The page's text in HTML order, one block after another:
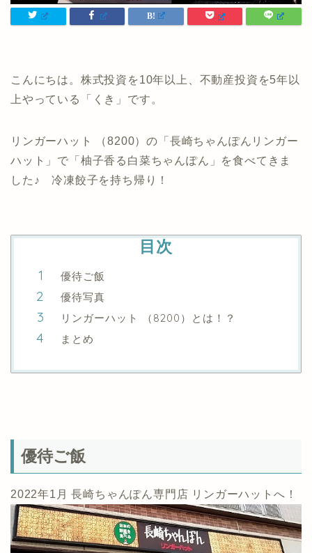
こんにちは。株式投資を10年以上、不動産投資を5年以
上やっている「くき」です。
リンガーハット （8200）の「長崎ちゃんぽんリンガー
ハット」で「柚子香る白菜ちゃんぽん」を食べてきま
した♪ 冷凍餃子を持ち帰り！
目次
優待ご飯
優待写真
リンガーハット （8200）とは！？
まとめ
優待ご飯
2022年1月 長崎ちゃんぽん専門店 リンガーハットへ！